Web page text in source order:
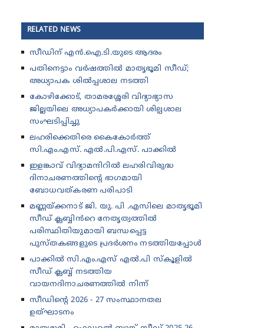
RELATED NEWS
സീഡിന് എൻ.ഐ.ടി.യുടെ ആദരം
പതിനെട്ടാം വർഷത്തിൽ മാതൃഭൂമി സീഡ്;
അധ്യാപക ശിൽപ്പശാല നടത്തി
കോഴിക്കോട്, താമരശ്ശേരി വിദ്യാഭ്യാസ
ജില്ലയിലെ അധ്യാപകർക്കായി ശില്പശാല
സംഘടിപ്പിച്ചു
ലഹരിക്കെതിരെ കൈകോർത്ത്
സി.എം.എസ്. എൽ.പി.എസ്. പാക്കിൽ
ഇളങ്കാവ് വിദ്യാമന്ദിറിൽ ലഹരിവിരുദ്ധ
ദിനാചരണത്തിന്റെ ഭാഗമായി
ബോധവത്കരണ പരിപാടി
മണ്ണയ്ക്കനാട് ജി. യു. പി .എസിലെ മാതൃഭൂമി
സീഡ് ക്ലബ്ബിൻറെ നേതൃത്വത്തിൽ
പരിസ്ഥിതിയുമായി ബന്ധപ്പെട്ട
പുസ്തകങ്ങളുടെ പ്രദർശനം നടത്തിയപ്പോൾ
പാക്കിൽ സി.എം.എസ് എൽ.പി സ്കൂളിൽ
സീഡ് ക്ലബ്ബ് നടത്തിയ
വായനദിനാചരണത്തിൽ നിന്ന്
സീഡിന്റെ 2026 - 27 സംസ്ഥാനതല
ഉത്‌ഘാടനം